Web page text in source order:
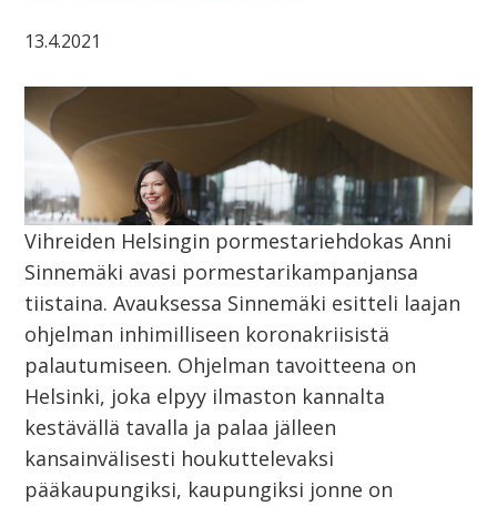
13.4.2021
Vihreiden Helsingin pormestariehdokas Anni
Sinnemäki avasi pormestarikampanjansa
tiistaina. Avauksessa Sinnemäki esitteli laajan
ohjelman inhimilliseen koronakriisistä
palautumiseen. Ohjelman tavoitteena on
Helsinki, joka elpyy ilmaston kannalta
kestävällä tavalla ja palaa jälleen
kansainvälisesti houkuttelevaksi
pääkaupungiksi, kaupungiksi jonne on